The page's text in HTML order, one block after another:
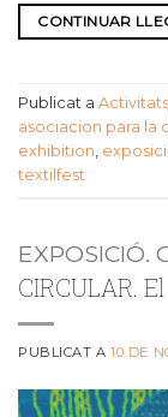
CONTINUAR
Publicat a Activitats
asociacion para la
exhibition,
textilfest
EXPOSICIÓ.
CIRCULAR.
PUBLICAT A10 DE